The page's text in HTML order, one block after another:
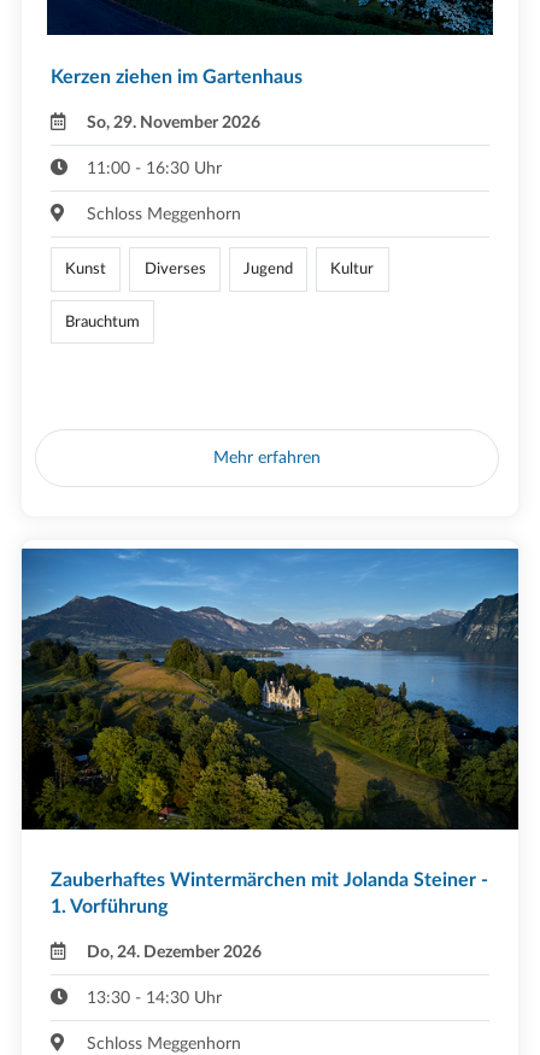
Kerzen ziehen im Gartenhaus
So, 29. November 2026
11:00 - 16:30 Uhr
Schloss Meggenhorn
Kunst Diverses Jugend Kultur
Brauchtum
Mehr erfahren
Zauberhaftes Wintermärchen mit Jolanda Steiner -
1. Vorführung
Do, 24. Dezember 2026
13:30 - 14:30 Uhr
Schloss Meggenhorn